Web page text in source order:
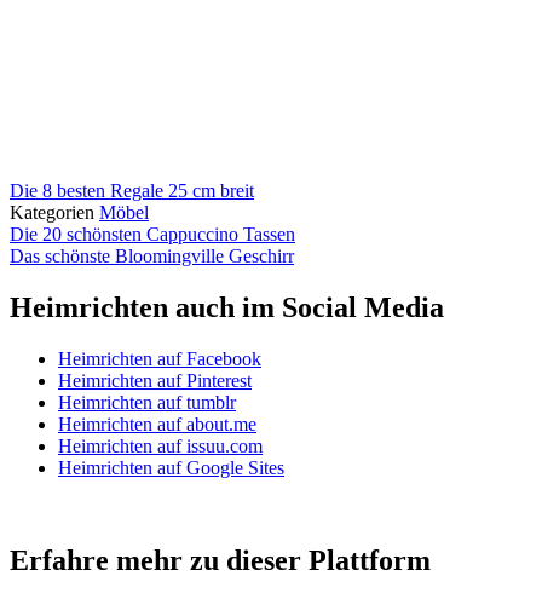
Die 8 besten Regale 25 cm breit
Kategorien Möbel
Die 20 schönsten Cappuccino Tassen
Das schönste Bloomingville Geschirr
Heimrichten auch im Social Media
Heimrichten auf Facebook
Heimrichten auf Pinterest
Heimrichten auf tumblr
Heimrichten auf about.me
Heimrichten auf issuu.com
Heimrichten auf Google Sites
Erfahre mehr zu dieser Plattform